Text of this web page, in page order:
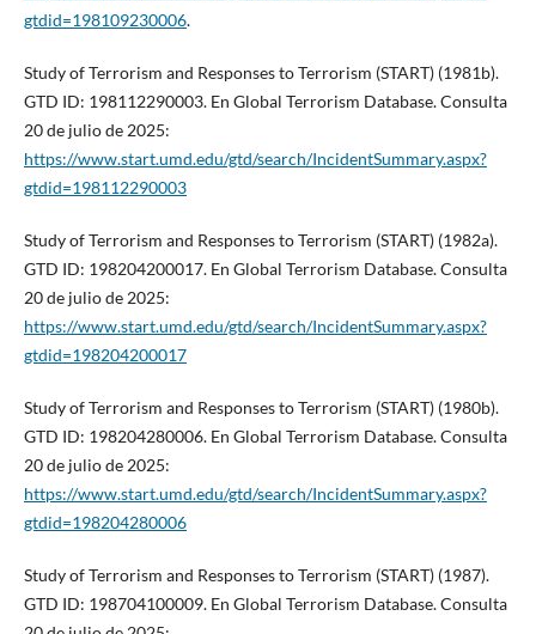
gtdid=198109230006.
Study of Terrorism and Responses to Terrorism (START) (1981b).
GTD ID: 198112290003. En Global Terrorism Database. Consulta
20 de julio de 2025:
https://www.start.umd.edu/gtd/search/IncidentSummary.aspx?
gtdid=198112290003
Study of Terrorism and Responses to Terrorism (START) (1982a).
GTD ID: 198204200017. En Global Terrorism Database. Consulta
20 de julio de 2025:
https://www.start.umd.edu/gtd/search/IncidentSummary.aspx?
gtdid=198204200017
Study of Terrorism and Responses to Terrorism (START) (1980b).
GTD ID: 198204280006. En Global Terrorism Database. Consulta
20 de julio de 2025:
https://www.start.umd.edu/gtd/search/IncidentSummary.aspx?
gtdid=198204280006
Study of Terrorism and Responses to Terrorism (START) (1987).
GTD ID: 198704100009. En Global Terrorism Database. Consulta